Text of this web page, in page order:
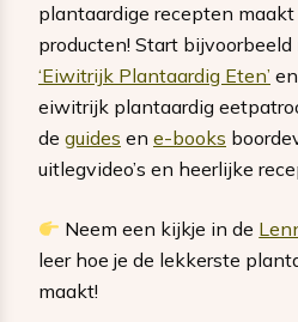
plantaardige recepten
producten! Start bijvoorbeeld
‘Eiwitrijk Plantaardig Eten’
eiwitrijk plantaardig
de guides en e-books
uitlegvideo’s en heerlijke
Neem een kijkje in de
leer hoe je de lekkerste
maakt!